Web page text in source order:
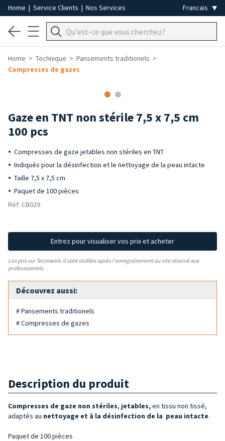
Home | Service Clients | Nos Services
Home Technique
Pansements traditionels
Compresses de gazes
Gaze en TNT non stérile 7,5 x 7,5 cm
100 pcs
Compresses de gaze jetables non stériles en TNT
Indiqués pour la désinfection et le nettoyage de la peau intacte
Taille 7,5 x 7,5 cm
Paquet de 100 pièces
Réf: CB029
Entrez pour visualiser vos prix et acheter
Les prix sur Tecniwork.it sont visibles après l'enregistrement au site réservé aux
professionnels.
Découvrez aussi:
# Pansements traditionels
# Compresses de gazes
Description du produit
Compresses de gaze non stériles, jetables,en tissu non tissé,
adaptés au nettoyage et à la désinfection de la peau intacte.
Paquet de 100 pièces